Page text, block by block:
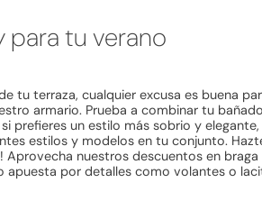
tu verano
tu terraza, cualquier excusa es buena
armario. Prueba a combinar tu
un estilo más sobrio y
estilos y modelos en tu conjunto.
nuestros descuentos en
por detalles como volantes o